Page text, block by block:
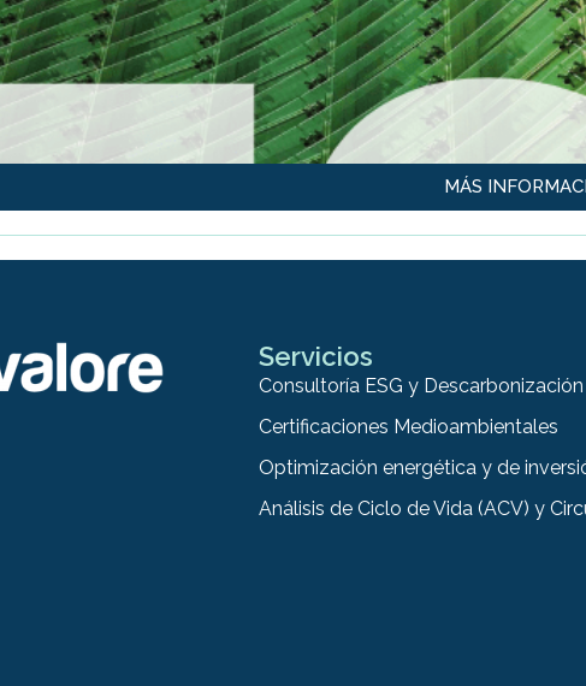
MÁS
Servicios
Consultoría ESG y Descarbonización
Certificaciones Medioambientales
Optimización energética y de
Análisis de Ciclo de Vida (ACV) y